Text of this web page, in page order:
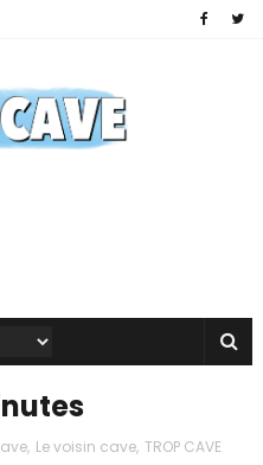
, Le voisin cave, TROP CAVE